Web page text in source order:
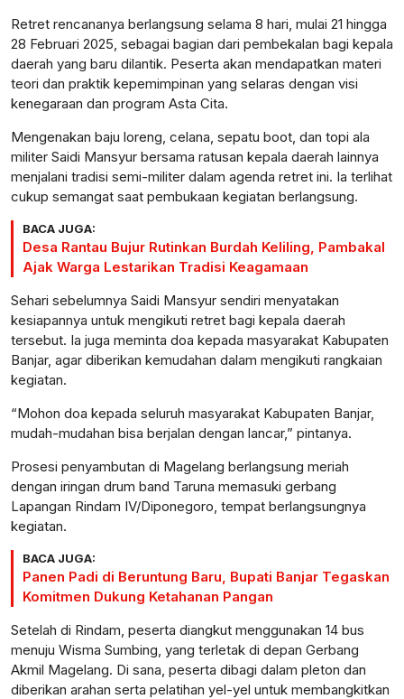
Retret rencananya berlangsung selama 8 hari, mulai 21 hingga
28 Februari 2025, sebagai bagian dari pembekalan bagi kepala
daerah yang baru dilantik. Peserta akan mendapatkan materi
teori dan praktik kepemimpinan yang selaras dengan visi
kenegaraan dan program Asta Cita.
Mengenakan baju loreng, celana, sepatu boot, dan topi ala
militer Saidi Mansyur bersama ratusan kepala daerah lainnya
menjalani tradisi semi-militer dalam agenda retret ini. Ia terlihat
cukup semangat saat pembukaan kegiatan berlangsung.
BACA JUGA:
Desa Rantau Bujur Rutinkan Burdah Keliling, Pambakal
Ajak Warga Lestarikan Tradisi Keagamaan
Sehari sebelumnya Saidi Mansyur sendiri menyatakan
kesiapannya untuk mengikuti retret bagi kepala daerah
tersebut. Ia juga meminta doa kepada masyarakat Kabupaten
Banjar, agar diberikan kemudahan dalam mengikuti rangkaian
kegiatan.
“Mohon doa kepada seluruh masyarakat Kabupaten Banjar,
mudah-mudahan bisa berjalan dengan lancar,” pintanya.
Prosesi penyambutan di Magelang berlangsung meriah
dengan iringan drum band Taruna memasuki gerbang
Lapangan Rindam IV/Diponegoro, tempat berlangsungnya
kegiatan.
BACA JUGA:
Panen Padi di Beruntung Baru, Bupati Banjar Tegaskan
Komitmen Dukung Ketahanan Pangan
Setelah di Rindam, peserta diangkut menggunakan 14 bus
menuju Wisma Sumbing, yang terletak di depan Gerbang
Akmil Magelang. Di sana, peserta dibagi dalam pleton dan
diberikan arahan serta pelatihan yel-yel untuk membangkitkan